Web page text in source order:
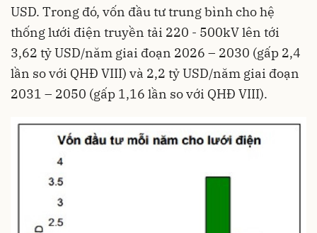
USD. Trong đó, vốn đầu tư trung bình cho hệ
thống lưới điện truyền tải 220 - 500kV lên tới
3,62 tỷ USD/năm giai đoạn 2026 – 2030 (gấp 2,4
lần so với QHĐ VIII) và 2,2 tỷ USD/năm giai đoạn
2031 – 2050 (gấp 1,16 lần so với QHĐ VIII).